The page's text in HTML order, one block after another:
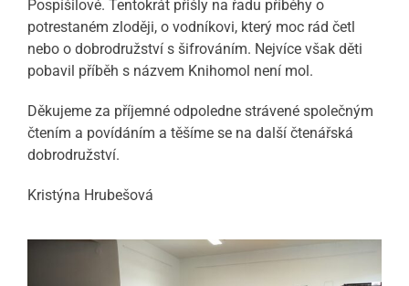
Pospíšilové. Tentokrát přišly na řadu příběhy o
potrestaném zloději, o vodníkovi, který moc rád četl
nebo o dobrodružství s šifrováním. Nejvíce však děti
pobavil příběh s názvem Knihomol není mol.
Děkujeme za příjemné odpoledne strávené společným
čtením a povídáním a těšíme se na další čtenářská
dobrodružství.
Kristýna Hrubešová